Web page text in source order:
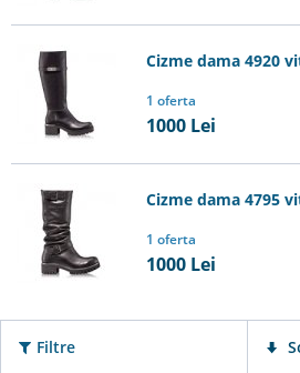
Cizme dama 4920
1 oferta
1000 Lei
Cizme dama 4795
1 oferta
1000 Lei
Filtre